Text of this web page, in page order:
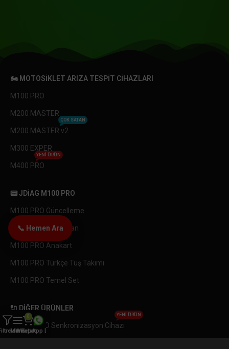
🏍️ MOTOSIKLET ARIZA TESPIT CIHAZLARI
M100 PRO
M200 MASTER
M200 MASTER v2
ÇOK SATAN
M300 EXPER
M400 PRO
YENI ÜRÜN
📟 JDIAG M100 PRO
M100 PRO Güncelleme
M100 PRO LCD Ekran
M100 PRO Anakart
M100 PRO Türkçe Tuş Takımı
M100 PRO Temel Set
🔌 DIĞER ÜRÜNLER
OBDEMOTO Senkronizasyon Cihazı
YENI ÜRÜN
Menü
0
Sepet
WhatsApp Destek
📞 Hemen Ara